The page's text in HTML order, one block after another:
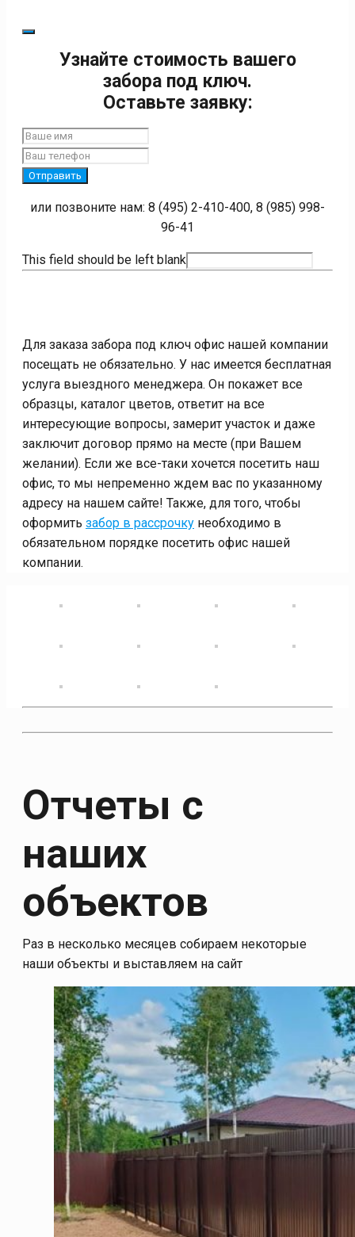
Узнайте стоимость вашего
забора под ключ.
Оставьте заявку:
Отправить
или позвоните нам: 8 (495) 2-410-400, 8 (985) 998-
96-41
This field should be left blank
Для заказа забора под ключ офис нашей компании
посещать не обязательно. У нас имеется бесплатная
услуга выездного менеджера. Он покажет все
образцы, каталог цветов, ответит на все
интересующие вопросы, замерит участок и даже
заключит договор прямо на месте (при Вашем
желании). Если же все-таки хочется посетить наш
офис, то мы непременно ждем вас по указанному
адресу на нашем сайте! Также, для того, чтобы
оформить забор в рассрочку необходимо в
обязательном порядке посетить офис нашей
компании.
Отчеты с
наших
объектов
Раз в несколько месяцев собираем некоторые
наши объекты и выставляем на сайт